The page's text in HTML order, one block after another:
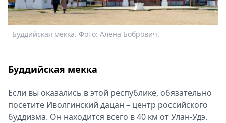
Metro
Стримы
Спецпроекты
2026
Metro
Буддийская мекка. Фото: Алена Бобрович.
Буддийская мекка
Если вы оказались в этой республике, обязательно
посетите Иволгинский дацан – центр российского
буддизма. Он находится всего в 40 км от Улан-Удэ.